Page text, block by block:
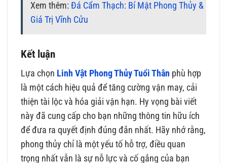
Xem thêm:Đá Cẩm Thạch: Bí Mật Phong Thủy &
Giá Trị Vĩnh Cửu
Kết luận
Lựa chọn Linh Vật Phong Thủy Tuổi Thân phù hợp
là một cách hiệu quả để tăng cường vận may, cải
thiện tài lộc và hóa giải vận hạn. Hy vọng bài viết
này đã cung cấp cho bạn những thông tin hữu ích
để đưa ra quyết định đúng đắn nhất. Hãy nhớ rằng,
phong thủy chỉ là một yếu tố hỗ trợ, điều quan
trọng nhất vẫn là sự nỗ lực và cố gắng của bạn